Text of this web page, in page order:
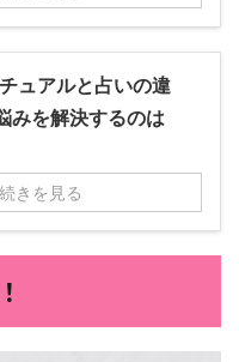
ュアルと占いの違
みを解決するのは
続きを見る